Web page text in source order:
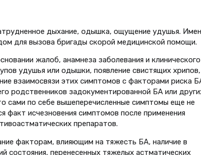
дыхание, одышка, ощущение удушья.
для вызова бригады скорой медицинской помощи.
жалоб, анамнеза заболевания и клинического
удушья или одышки, появление свистящих хрипов,
взаимосвязи этих симптомов с факторами риска
родственников задокументированной БА или
сами по себе вышеперечисленные симптомы еще не
факт исчезновения симптомов после применения
препаратов.
факторам, влияющим на тяжесть БА, наличие в
состояния, перенесенных тяжелых астматических